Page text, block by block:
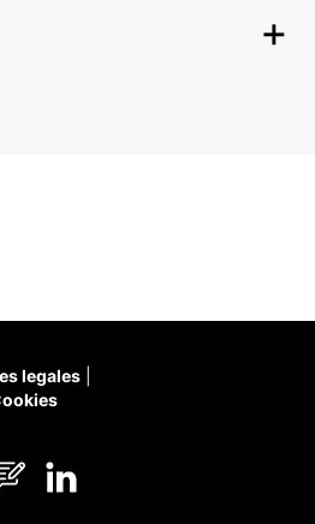
legales